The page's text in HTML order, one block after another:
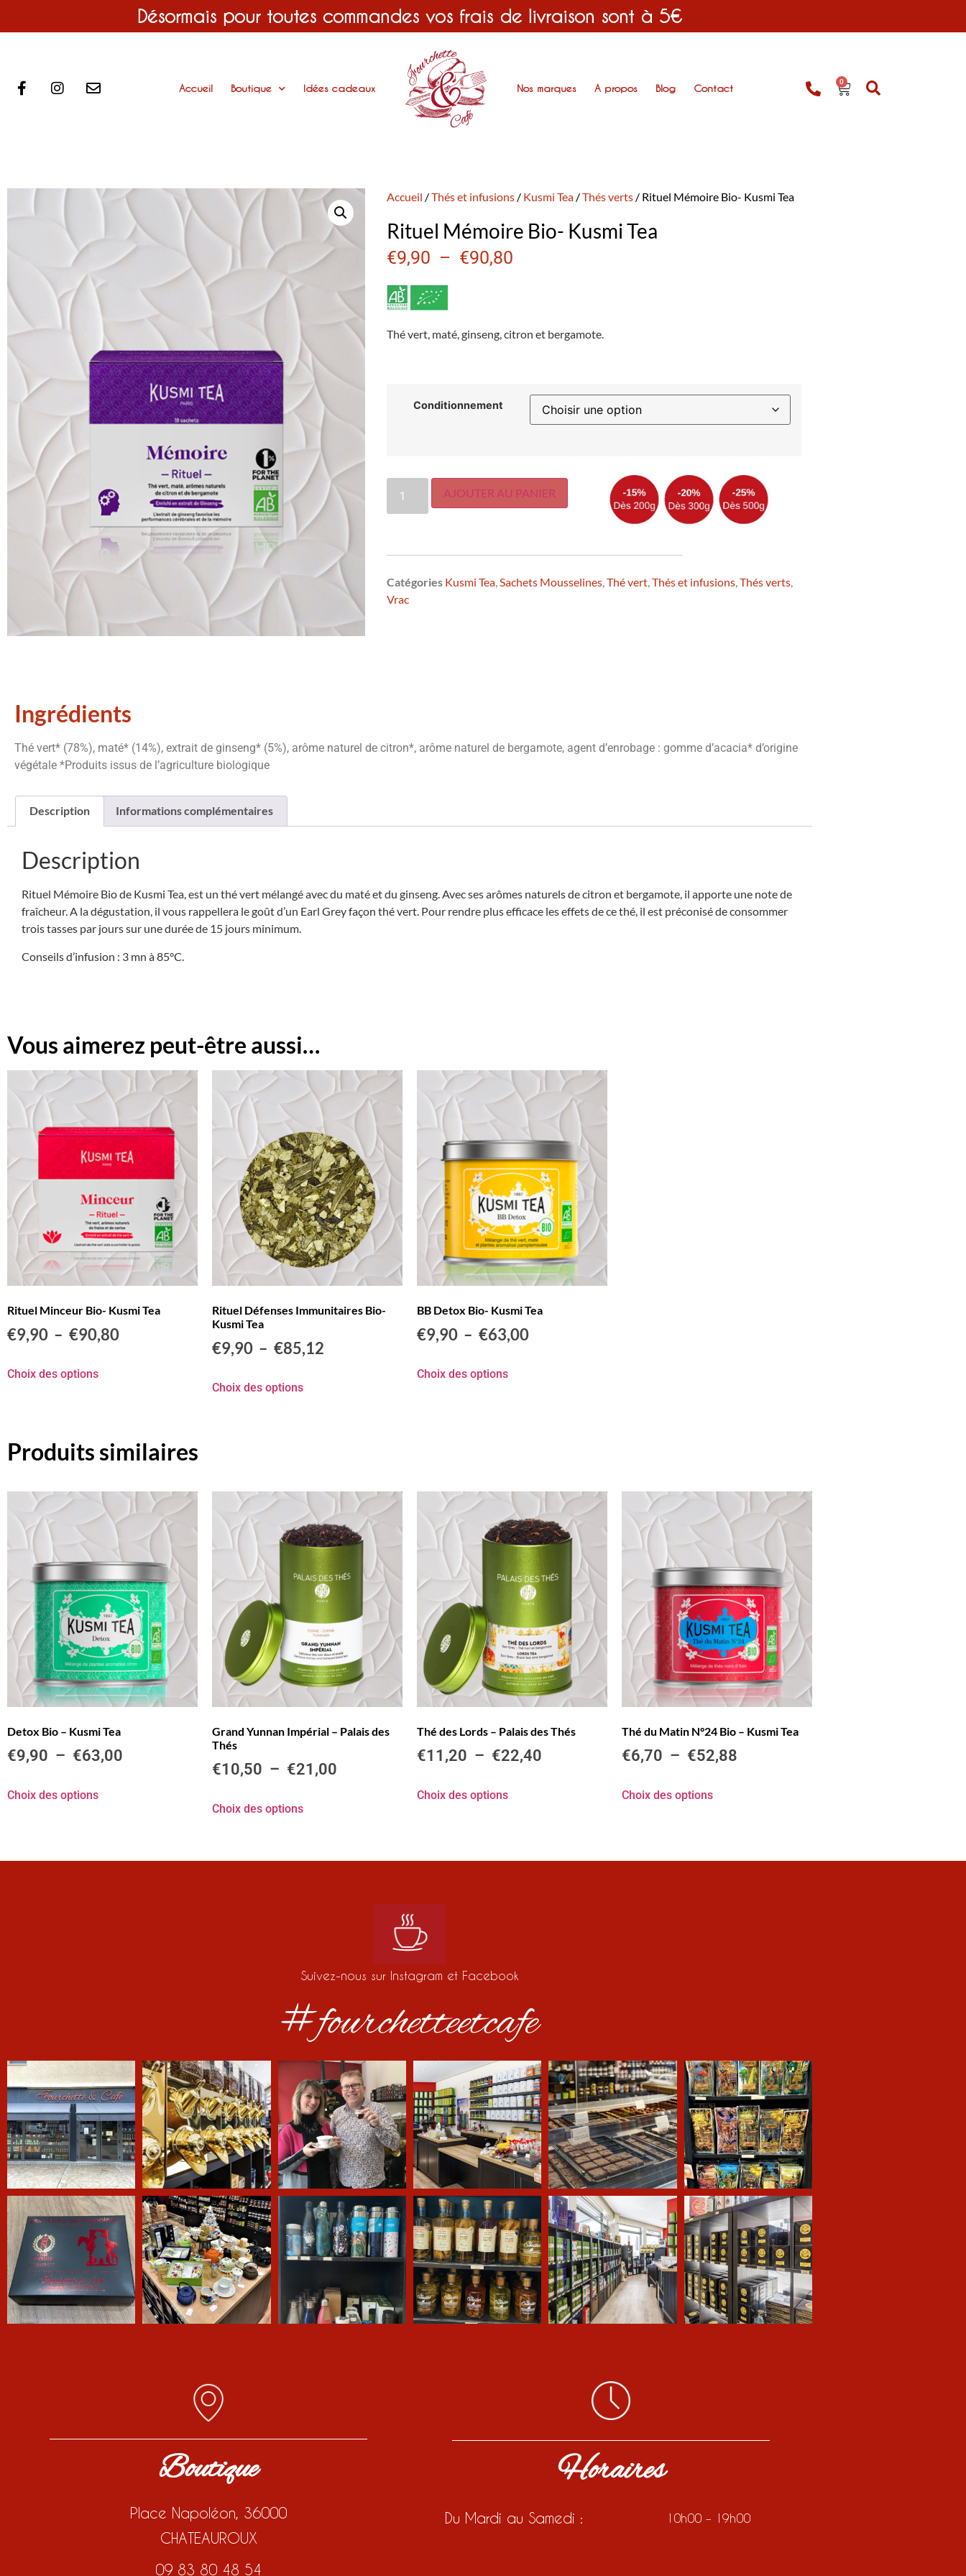
Désormais pour toutes commandes vos frais de livraison sont à 5€
Accueil Boutique Idées cadeaux Nos marques A propos Blog Contact
0
Accueil /Thés et infusions / Kusmi Tea /Thés verts / Rituel Mémoire Bio- Kusmi Tea
Rituel Mémoire Bio- Kusmi Tea
€9,90 – €90,80
Thé vert, maté, ginseng, citron et bergamote.
Conditionnement
AJOUTER AU PANIER
Catégories Kusmi Tea,Sachets Mousselines,Thé vert,Thés et infusions,Thés verts,
Vrac
Ingrédients
Thé vert* (78%), maté* (14%), extrait de ginseng* (5%), arôme naturel de citron*, arôme naturel de bergamote, agent d’enrobage : gomme d’acacia* d’origine
végétale *Produits issus de l’agriculture biologique
Description Informations complémentaires
Description
Rituel Mémoire Bio de Kusmi Tea, est un thé vert mélangé avec du maté et du ginseng. Avec ses arômes naturels de citron et bergamote, il apporte une note de
fraîcheur. A la dégustation, il vous rappellera le goût d’un Earl Grey façon thé vert. Pour rendre plus efficace les effets de ce thé, il est préconisé de consommer
trois tasses par jours sur une durée de 15 jours minimum.
Conseils d’infusion : 3 mn à 85°C.
Vous aimerez peut-être aussi…
Rituel Minceur Bio- Kusmi Tea
€9,90 – €90,80
Choix des options
Rituel Défenses Immunitaires Bio-
Kusmi Tea
€9,90 – €85,12
Choix des options
BB Detox Bio- Kusmi Tea
€9,90 – €63,00
Choix des options
Produits similaires
Detox Bio – Kusmi Tea
€9,90 – €63,00
Choix des options
Grand Yunnan Impérial – Palais des
Thés
€10,50 – €21,00
Choix des options
Thé des Lords – Palais des Thés
€11,20 – €22,40
Choix des options
Thé du Matin N°24 Bio – Kusmi Tea
€6,70 – €52,88
Choix des options
Suivez-nous sur Instagram et Facebook
#fourchetteetcafe
Boutique
Place Napoléon, 36000
CHATEAUROUX
09 83 80 48 54
Horaires
Du Mardi au Samedi : 10h00 – 19h00